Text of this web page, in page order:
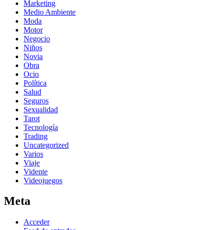
Marketing
Medio Ambiente
Moda
Motor
Negocio
Niños
Novia
Obra
Ocio
Política
Salud
Seguros
Sexualidad
Tarot
Tecnología
Trading
Uncategorized
Varios
Viaje
Vidente
Videojuegos
Meta
Acceder